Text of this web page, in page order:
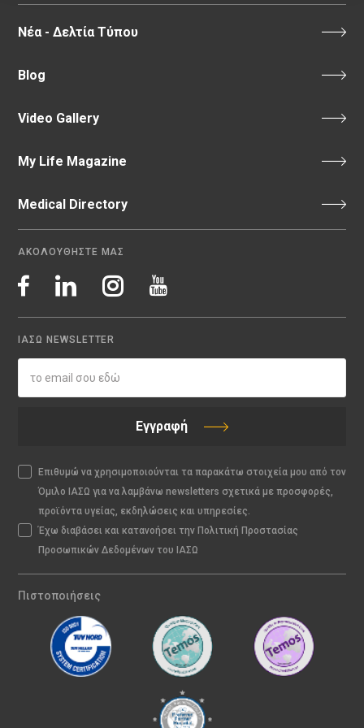
Νέα - Δελτία Τύπου
Blog
Video Gallery
My Life Magazine
Medical Directory
ΑΚΟΛΟΥΘΗΣΤΕ ΜΑΣ
ΙΑΣΩ NEWSLETTER
Εγγραφή
Επιθυμώ να χρησιμοποιούνται τα παρακάτω στοιχεία μου από τον
Όμιλο ΙΑΣΩ για να λαμβάνω newsletters σχετικά με προσφορές,
προϊόντα υγείας, εκδηλώσεις και υπηρεσίες.
Έχω διαβάσει και κατανοήσει την Πολιτική Προστασίας
Προσωπικών Δεδομένων του ΙΑΣΩ
Πιστοποιήσεις